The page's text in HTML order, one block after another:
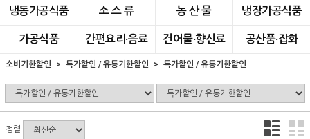
냉동가공식품 소 스 류 농 산 물 냉장가공식품
가공식품 간편요리·음료 건어물·향신료 공산품·잡화
소비기한할인 특가할인 / 유통기한할인 특가할인 / 유통기한할인
정렬